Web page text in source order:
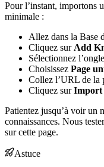
Pour l’instant, importons
minimale :
Allez dans la Base
Cliquez sur Add
Sélectionnez
Choisissez Page
Collez l’URL de la
Cliquez surImport
Patientez jusqu’à voir un
connaissances. Nous
sur cette page.
Astuce